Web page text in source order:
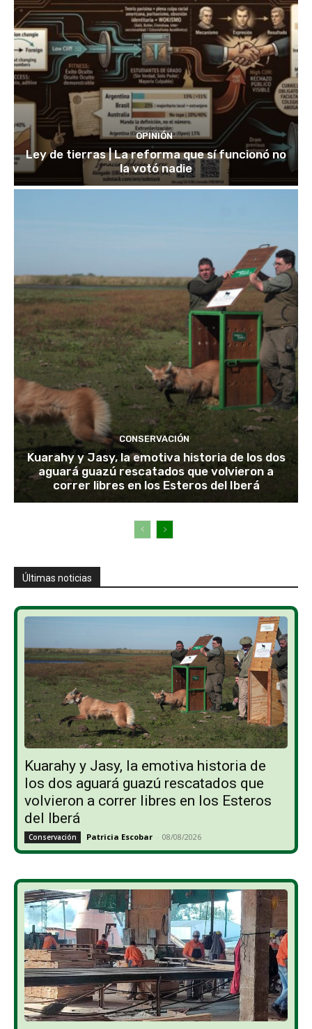
OPINIÓN
Ley de tierras | La reforma que sí funcionó no
la votó nadie
CONSERVACIÓN
Kuarahy y Jasy, la emotiva historia de los dos
aguará guazú rescatados que volvieron a
correr libres en los Esteros del Iberá
Últimas noticias
Kuarahy y Jasy, la emotiva historia de
los dos aguará guazú rescatados que
volvieron a correr libres en los Esteros
del Iberá
Conservación Patricia Escobar - 08/08/2026